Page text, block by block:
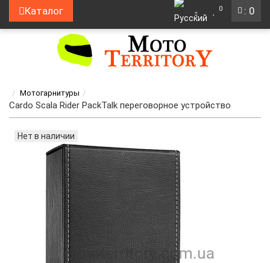
: 0
Каталог 0
Мотогарнитуры
Cardo Scala Rider PackTalk переговорное устройство
Нет в наличии